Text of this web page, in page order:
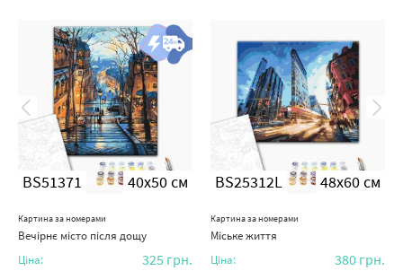
BS51371 40x50 см
Картина за номерами
Вечірнє місто після дощу
Ціна: 325 грн.
BS25312L 48x60 см
Картина за номерами
Міське життя
Ціна: 380 грн.